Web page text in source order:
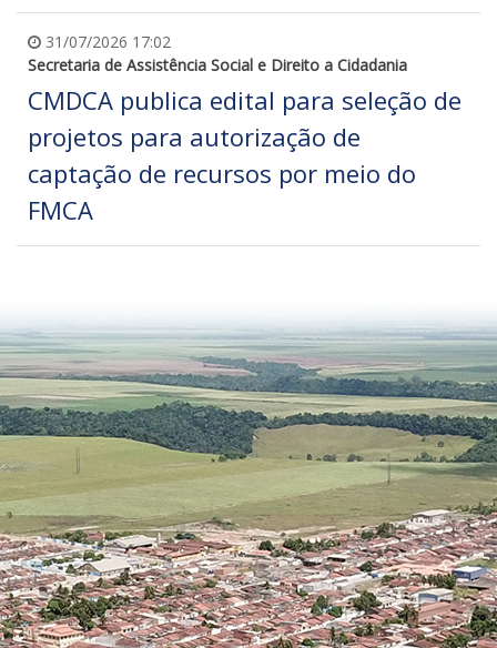
31/07/2026 17:02
Secretaria de Assistência Social e Direito a Cidadania
CMDCA publica edital para seleção de
projetos para autorização de
captação de recursos por meio do
FMCA